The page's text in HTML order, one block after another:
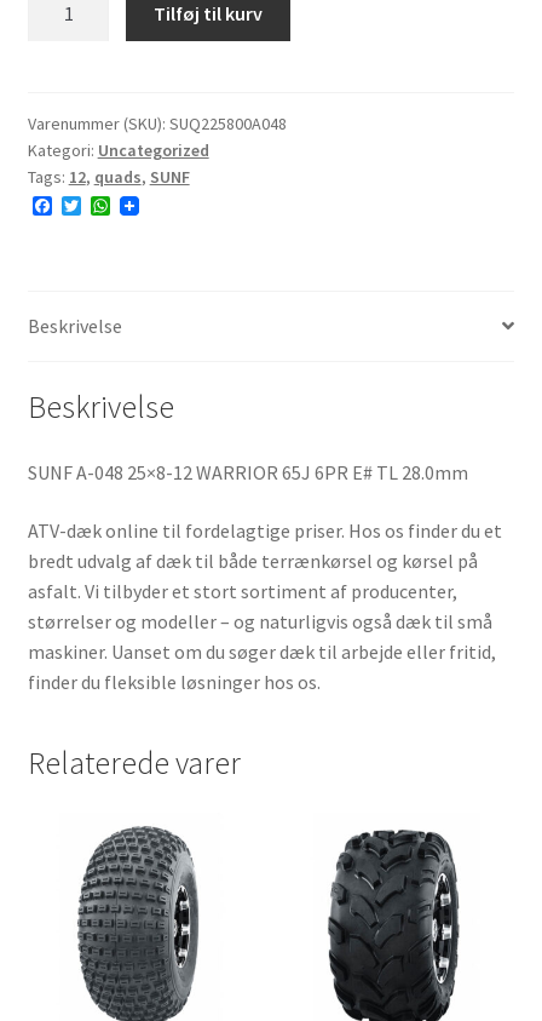
12
WARRIOR
65J
6PR
Tilføj til kurv
Varenummer (SKU): SUQ225800A048
Kategori: Uncategorized
Tags: 12, quads, SUNF
F
o
k
T
r
W
p
p
Beskrivelse
Beskrivelse
SUNF A-048 25×8-12 WARRIOR 65J 6PR E# TL 28.0mm
ATV-dæk online til fordelagtige priser. Hos os finder du et
bredt udvalg af dæk til både terrænkørsel og kørsel på
asfalt. Vi tilbyder et stort sortiment af producenter,
størrelser og modeller – og naturligvis også dæk til små
maskiner. Uanset om du søger dæk til arbejde eller fritid,
finder du fleksible løsninger hos os.
Relaterede varer